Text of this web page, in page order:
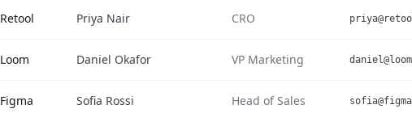
Retool Priya Nair CRO
Loom Daniel Okafor VP Marketing
Figma Sofia Rossi Head of Sales